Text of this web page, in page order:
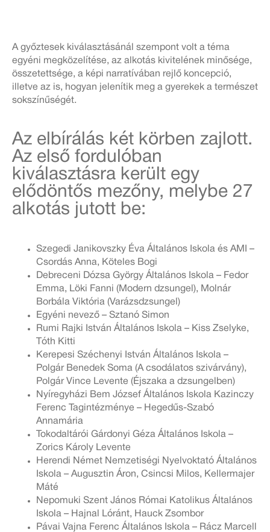
A győztesek kiválasztásánál szempont volt a téma
egyéni megközelítése, az alkotás kivitelének minősége,
összetettsége, a képi narratívában rejlő koncepció,
illetve az is, hogyan jelenítik meg a gyerekek a természet
sokszínűségét.
Az elbírálás két körben zajlott.
Az első fordulóban
kiválasztásra került egy
elődöntős mezőny, melybe 27
alkotás jutott be:
Szegedi Janikovszky Éva Általános Iskola és AMI –
Csordás Anna, Köteles Bogi
Debreceni Dózsa György Általános Iskola – Fedor
Emma, Löki Fanni (Modern dzsungel), Molnár
Borbála Viktória (Varázsdzsungel)
Egyéni nevező – Sztanó Simon
Rumi Rajki István Általános Iskola – Kiss Zselyke,
Tóth Kitti
Kerepesi Széchenyi István Általános Iskola –
Polgár Benedek Soma (A csodálatos szivárvány),
Polgár Vince Levente (Éjszaka a dzsungelben)
Nyíregyházi Bem József Általános Iskola Kazinczy
Ferenc Tagintézménye – Hegedűs-Szabó
Annamária
Tokodaltárói Gárdonyi Géza Általános Iskola –
Zorics Károly Levente
Herendi Német Nemzetiségi Nyelvoktató Általános
Iskola – Augusztin Áron, Csincsi Milos, Kellermajer
Máté
Nepomuki Szent János Római Katolikus Általános
Iskola – Hajnal Lóránt, Hauck Zsombor
Pávai Vajna Ferenc Általános Iskola – Rácz Marcell